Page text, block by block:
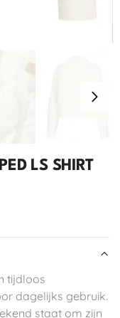
LS SHIRT
tijdloos
dagelijks gebruik.
staat om zijn